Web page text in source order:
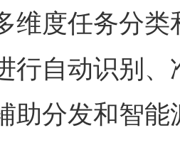
维度任务分
行自动识别
助分发和智